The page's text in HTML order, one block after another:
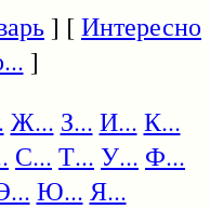
] [Интересно
]
Ж... З... И... К...
С... Т... У... Ф...
Ю... Я...